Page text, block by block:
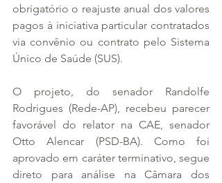
obrigatório o reajuste anual dos valores
pagos à iniciativa particular contratados
via convênio ou contrato pelo Sistema
Único de Saúde (SUS).
O projeto, do senador Randolfe
Rodrigues (Rede-AP), recebeu parecer
favorável do relator na CAE, senador
Otto Alencar (PSD-BA). Como foi
aprovado em caráter terminativo, segue
direto para análise na Câmara dos